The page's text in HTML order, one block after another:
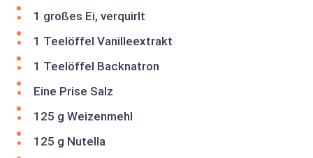
1 großes Ei, verquirlt
1 Teelöffel Vanilleextrakt
1 Teelöffel Backnatron
Eine Prise Salz
125 g Weizenmehl
125 g Nutella